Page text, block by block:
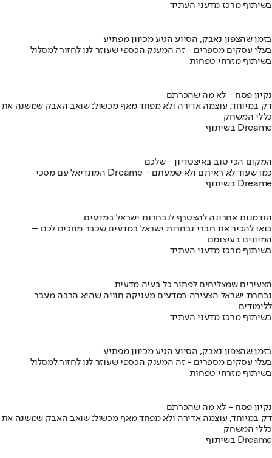
בשיתוף מרכז מדעני העתיד
בזמן שהצפון נאבק, הסיוע הגיע מכיוון מפתיע
בעלי עסקים מספרים - זה המענק הכספי שעוזר לנו לחזור למסלול
בשיתוף מזרחי טפחות
נקיון פסח - לא מה שהכרתם
דק במיוחד, עוצמה אדירה ולא מפחד מאף מכשול: שואב האבק שמשנה את
כללי המשחק
בשיתוף Dreame
המקום הכי טוב באיצטדיון - שלכם
המונדיאל עם מסכי Dreame - כמו שעוד לא ראיתם ולא שמעתם
בשיתוף Dreame
הזדמנות אחרונה להצטרף לנבחרות ישראל במדעים
בואו להכיר את חברי נבחרות ישראל במדעים שכבר מחכים לכם –
המיונים בעיצומם
בשיתוף מרכז מדעני העתיד
הצעירים שמצליחים לפתור כל בעיה מדעית
נבחרת ישראל הצעירה במדעים מעניקה חוויה שהיא הרבה מעבר
ללימודים
בשיתוף מרכז מדעני העתיד
בזמן שהצפון נאבק, הסיוע הגיע מכיוון מפתיע
בעלי עסקים מספרים - זה המענק הכספי שעוזר לנו לחזור למסלול
בשיתוף מזרחי טפחות
נקיון פסח - לא מה שהכרתם
דק במיוחד, עוצמה אדירה ולא מפחד מאף מכשול: שואב האבק שמשנה את
כללי המשחק
בשיתוף Dreame